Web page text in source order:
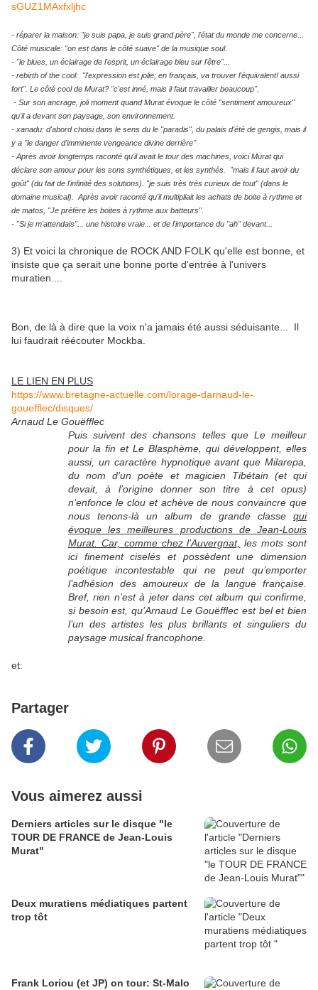
sGUZ1MAxfxljhc
- réparer la maison: "je suis papa, je suis grand père", l'état du monde me concerne...
Côté musicale: "on est dans le côté suave" de la musique soul.
- "le blues, un éclairage de l'esprit, un éclairage bleu sur l'être"...
- rebirth of the cool: "l'expression est jolie; en français, va trouver l'équivalent! aussi
fort". Le côté cool de Murat? "c'est inné, mais il faut travailler beaucoup".
- Sur son ancrage, joli moment quand Murat évoque le côté "sentiment amoureux"
qu'il a devant son paysage, son environnement.
- xanadu: d'abord choisi dans le sens du le "paradis", du palais d'été de gengis, mais il
y a "le danger d'imminente vengeance divine derrière"
- Après avoir longtemps raconté qu'il avait le tour des machines, voici Murat qui
déclare son amour pour les sons synthétiques, et les synthés. "mais il faut avoir du
goût" (du fait de l'infinité des solutions). "je suis très très curieux de tout" (dans le
domaine musical). Après avoir raconté qu'il multipliait les achats de boite à rythme et
de matos, "Je préfère les boites à rythme aux batteurs".
- "Si je m'attendais"... une histoire vraie... et de l'importance du "ah" devant...
3) Et voici la chronique de ROCK AND FOLK qu'elle est bonne, et
insiste que ça serait une bonne porte d'entrée à l'univers
muratien....
Bon, de là à dire que la voix n'a jamais été aussi séduisante... Il
lui faudrait réécouter Mockba.
LE LIEN EN PLUS
https://www.bretagne-actuelle.com/lorage-darnaud-le-
gouefflec/disques/
Arnaud Le Gouëfflec
Puis suivent des chansons telles que Le meilleur
pour la fin et Le Blasphème, qui développent, elles
aussi, un caractère hypnotique avant que Milarepa,
du nom d’un poète et magicien Tibétain (et qui
devait, à l’origine donner son titre à cet opus)
n’enfonce le clou et achève de nous convaincre que
nous tenons-là un album de grande classe qui
évoque les meilleures productions de Jean-Louis
Murat. Car, comme chez l’Auvergnat, les mots sont
ici finement ciselés et possèdent une dimension
poétique incontestable qui ne peut qu’emporter
l’adhésion des amoureux de la langue française.
Bref, rien n’est à jeter dans cet album qui confirme,
si besoin est, qu’Arnaud Le Gouëfflec est bel et bien
l’un des artistes les plus brillants et singuliers du
paysage musical francophone.
et:
Partager
Vous aimerez aussi
Derniers articles sur le disque "le
TOUR DE FRANCE de Jean-Louis
Murat"
Deux muratiens médiatiques partent
trop tôt
Frank Loriou (et JP) on tour: St-Malo